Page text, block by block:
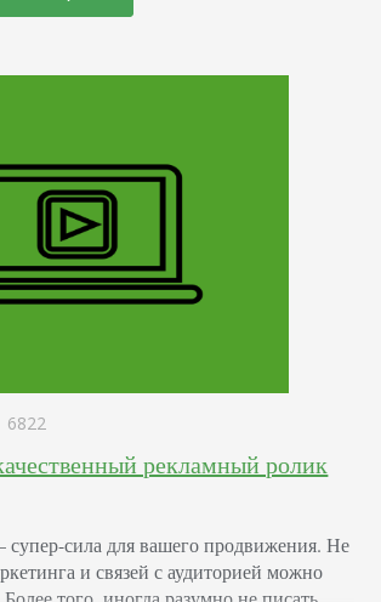
6822
рекламный ролик
сила для вашего продвижения. Не
и связей с аудиторией можно